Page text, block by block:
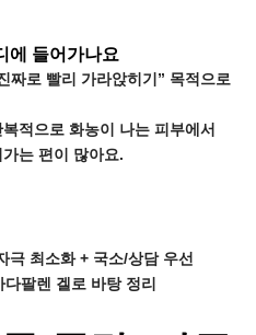
에 들어가나요
짜로 빨리 가라앉히기” 목적으로
적으로 화농이 나는 피부에서
는 편이 많아요.
극 최소화 + 국소/상담 우선
팔렌 겔로 바탕 정리